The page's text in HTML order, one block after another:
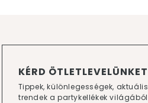
KÉRD ÖTLETLEVELÜNKET
Tippek, különlegességek, aktuális
trendek a partykellékek világából